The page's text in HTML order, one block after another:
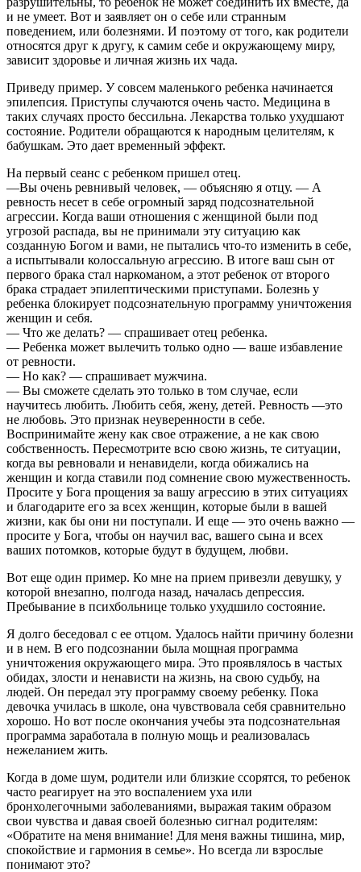
и не умеет. Вот и заявляет он о себе или странным
поведением, или болезнями. И поэтому от того, как родители
относятся друг к другу, к самим себе и окружающему миру,
зависит здоровье и личная жизнь их чада.
Приведу пример. У совсем маленького ребенка начинается
эпилепсия. Приступы случаются очень часто. Медицина в
таких случаях просто бессильна. Лекарства только ухудшают
состояние. Родители обращаются к народным целителям, к
бабушкам. Это дает временный эффект.
На первый сеанс с ребенком пришел отец.
—Вы очень ревнивый человек, — объясняю я отцу. — А
ревность несет в себе огромный заряд подсознательной
агрессии. Когда ваши отношения с женщиной были под
угрозой распада, вы не принимали эту ситуацию как
созданную Богом и вами, не пытались что-то изменить в себе,
а испытывали колоссальную агрессию. В итоге ваш сын от
первого брака стал наркоманом, а этот ребенок от второго
брака страдает эпилептическими приступами. Болезнь у
ребенка блокирует подсознательную программу уничтожения
женщин и себя.
— Что же делать? — спрашивает отец ребенка.
— Ребенка может вылечить только одно — ваше избавление
от ревности.
— Но как? — спрашивает мужчина.
— Вы сможете сделать это только в том случае, если
научитесь любить. Любить себя, жену, детей. Ревность —это
не любовь. Это признак неуверенности в себе.
Воспринимайте жену как свое отражение, а не как свою
собственность. Пересмотрите всю свою жизнь, те ситуации,
когда вы ревновали и ненавидели, когда обижались на
женщин и когда ставили под сомнение свою мужественность.
Просите у Бога прощения за вашу агрессию в этих ситуациях
и благодарите его за всех женщин, которые были в вашей
жизни, как бы они ни поступали. И еще — это очень важно —
просите у Бога, чтобы он научил вас, вашего сына и всех
ваших потомков, которые будут в будущем, любви.
Вот еще один пример. Ко мне на прием привезли девушку, у
которой внезапно, полгода назад, началась депрессия.
Пребывание в психбольнице только ухудшило состояние.
Я долго беседовал с ее отцом. Удалось найти причину болезни
и в нем. В его подсознании была мощная программа
уничтожения окружающего мира. Это проявлялось в частых
обидах, злости и ненависти на жизнь, на свою судьбу, на
людей. Он передал эту программу своему ребенку. Пока
девочка училась в школе, она чувствовала себя сравнительно
хорошо. Но вот после окончания учебы эта подсознательная
программа заработала в полную мощь и реализовалась
нежеланием жить.
Когда в доме шум, родители или близкие ссорятся, то ребенок
часто реагирует на это воспалением уха или
бронхолегочными заболеваниями, выражая таким образом
свои чувства и давая своей болезнью сигнал родителям:
«Обратите на меня внимание! Для меня важны тишина, мир,
спокойствие и гармония в семье». Но всегда ли взрослые
понимают это?